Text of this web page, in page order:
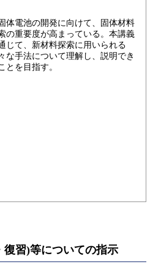
体電池の開発に向けて、固体材料
の重要度が高まっている。本講義
じて、新材料探索に用いられる
な手法について理解し、説明でき
とを目指す。
習)等についての指示